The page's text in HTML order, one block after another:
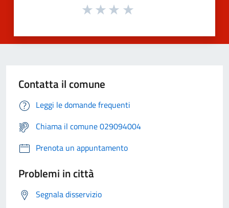
Contatta il comune
Leggi le domande frequenti
Chiama il comune 029094004
Prenota un appuntamento
Problemi in città
Segnala disservizio